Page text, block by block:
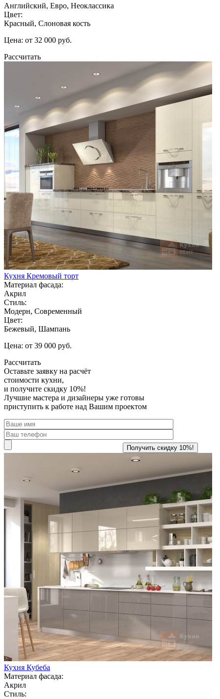
Английский, Евро, Неоклассика
Цвет:
Красный, Слоновая кость
Цена: от 32 000 руб.
Рассчитать
Кухня Кремовый торт
Материал фасада:
Акрил
Стиль:
Модерн, Современный
Цвет:
Бежевый, Шампань
Цена: от 39 000 руб.
Рассчитать
Оставьте заявку на расчёт
стоимости кухни,
и получите скидку 10%!
Лучшие мастера и дизайнеры уже готовы
приступить к работе над Вашим проектом
Кухня Кубеба
Материал фасада:
Акрил
Стиль: